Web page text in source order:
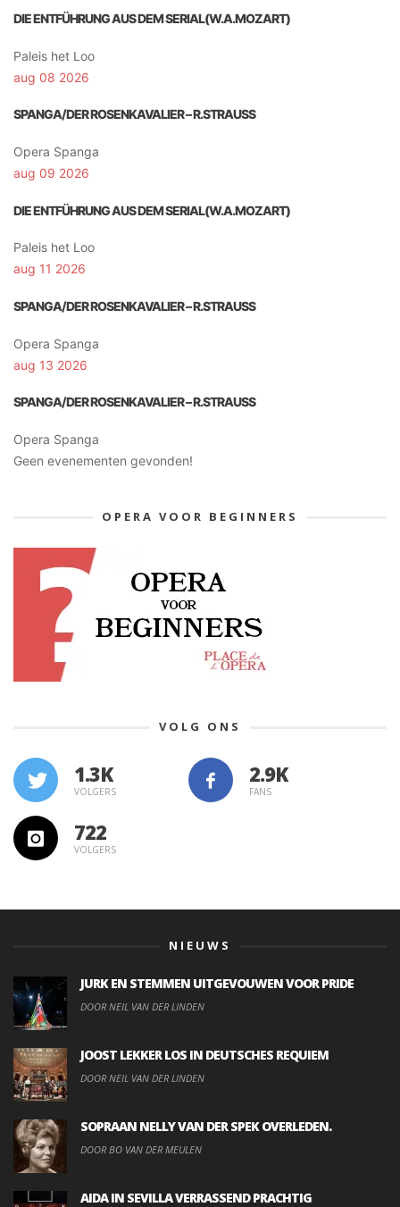
DIE ENTFÜHRUNG AUS DEM SERIAL(W.A.MOZART)
Paleis het Loo
aug 08 2026
SPANGA/DER ROSENKAVALIER – R.STRAUSS
Opera Spanga
aug 09 2026
DIE ENTFÜHRUNG AUS DEM SERIAL(W.A.MOZART)
Paleis het Loo
aug 11 2026
SPANGA/DER ROSENKAVALIER – R.STRAUSS
Opera Spanga
aug 13 2026
SPANGA/DER ROSENKAVALIER – R.STRAUSS
Opera Spanga
Geen evenementen gevonden!
OPERA VOOR BEGINNERS
VOLG ONS
1.3K
VOLGERS FANS
722
VOLGERS
NIEUWS
JURK EN STEMMEN UITGEVOUWEN VOOR PRIDE
DOOR NEIL VAN DER LINDEN
JOOST LEKKER LOS IN DEUTSCHES REQUIEM
DOOR NEIL VAN DER LINDEN
SOPRAAN NELLY VAN DER SPEK OVERLEDEN.
DOOR BO VAN DER MEULEN
AIDA IN SEVILLA VERRASSEND PRACHTIG